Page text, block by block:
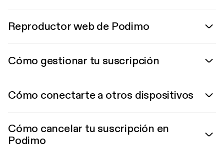
Reproductor web de Podimo
Cómo gestionar tu suscripción
Cómo conectarte a otros dispositivos
Cómo cancelar tu suscripción en
Podimo